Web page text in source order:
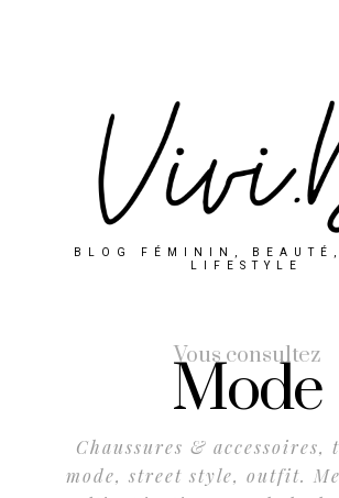
BLOG FÉMININ,
LIFESTYLE
Vous consultez
Mode
Chaussures & accessoires,
mode, street style, outfit.